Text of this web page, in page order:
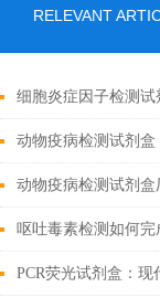
RELEVANT